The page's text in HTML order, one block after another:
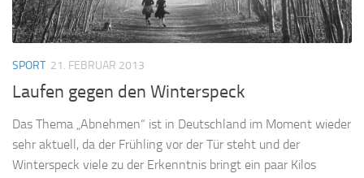
SPORT 21. FEBRUAR 2013
Laufen gegen den Winterspeck
Das Thema „Abnehmen“ ist in Deutschland im Moment wieder
sehr aktuell, da der Frühling vor der Tür steht und der
Winterspeck viele zu der Erkenntnis bringt ein paar Kilos